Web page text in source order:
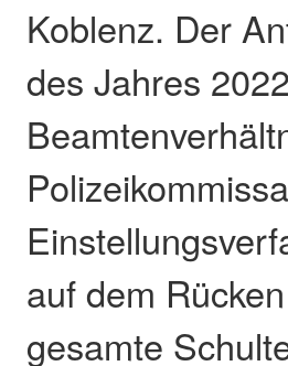
Koblenz. Der
des Jahres
auf dem
gesamte